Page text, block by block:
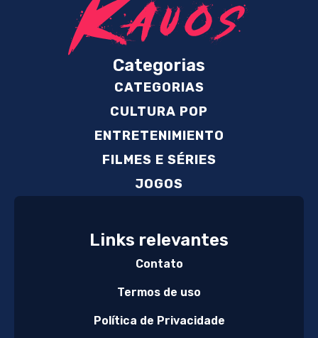
Categorias
CATEGORIAS
CULTURA POP
ENTRETENIMIENTO
FILMES E SÉRIES
JOGOS
Links relevantes
Contato
Termos de uso
Política de Privacidade